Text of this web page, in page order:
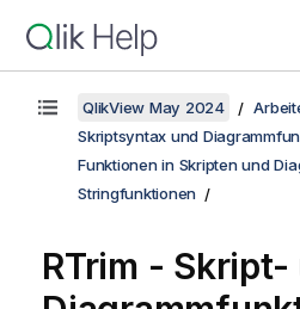
QlikView May 2024
Skriptsyntax und
Funktionen in Skripten und
Stringfunktionen
RTrim - Skript-